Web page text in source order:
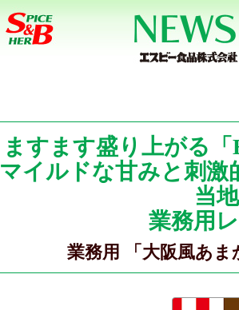
ますます盛り上がる
マイルドな甘みと刺激
当
業務用
業務用 「大阪風あ